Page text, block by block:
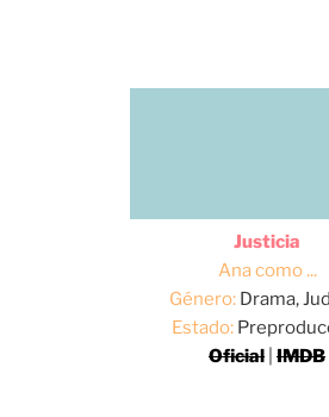
Justicia
Ana como ...
Género: Drama,
Estado:
Oficial IMDB